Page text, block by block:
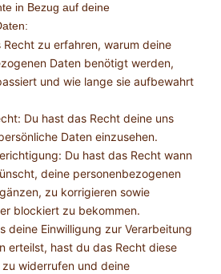
in Bezug auf deine
Recht zu erfahren, warum deine
Daten benötigt werden,
und wie lange sie aufbewahrt
Du hast das Recht deine uns
Daten einzusehen.
Du hast das Recht wann
deine personenbezogenen
zu korrigieren sowie
blockiert zu bekommen.
deine Einwilligung zur Verarbeitung
erteilst, hast du das Recht diese
zu widerrufen und deine